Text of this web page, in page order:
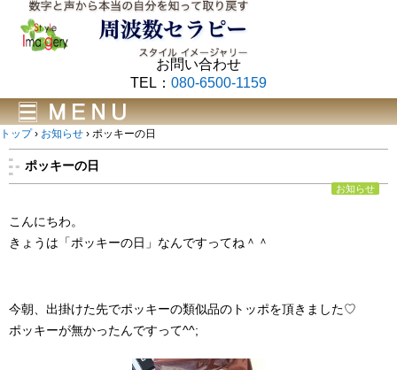
お問い合わせ
TEL： 080-6500-1159
トップ › お知らせ › ポッキーの日
ポッキーの日
お知らせ
こんにちわ。
きょうは「ポッキーの日」なんですってね＾＾
今朝、出掛けた先でポッキーの類似品のトッポを頂きました♡
ポッキーが無かったんですって^^;